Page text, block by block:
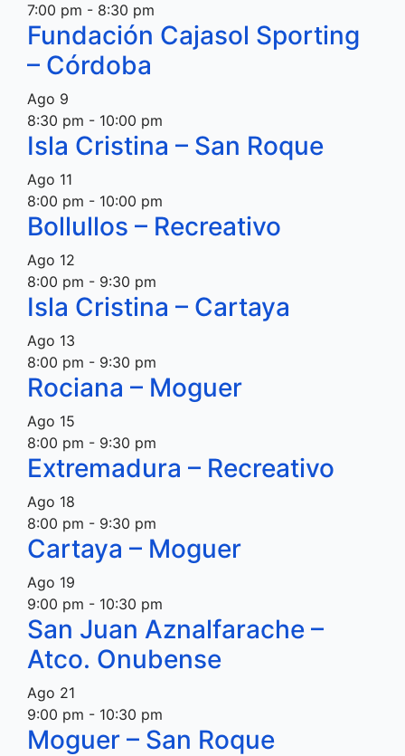
7:00 pm - 8:30 pm
Fundación Cajasol Sporting
– Córdoba
Ago 9
8:30 pm - 10:00 pm
Isla Cristina – San Roque
Ago 11
8:00 pm - 10:00 pm
Bollullos – Recreativo
Ago 12
8:00 pm - 9:30 pm
Isla Cristina – Cartaya
Ago 13
8:00 pm - 9:30 pm
Rociana – Moguer
Ago 15
8:00 pm - 9:30 pm
Extremadura – Recreativo
Ago 18
8:00 pm - 9:30 pm
Cartaya – Moguer
Ago 19
9:00 pm - 10:30 pm
San Juan Aznalfarache –
Atco. Onubense
Ago 21
9:00 pm - 10:30 pm
Moguer – San Roque